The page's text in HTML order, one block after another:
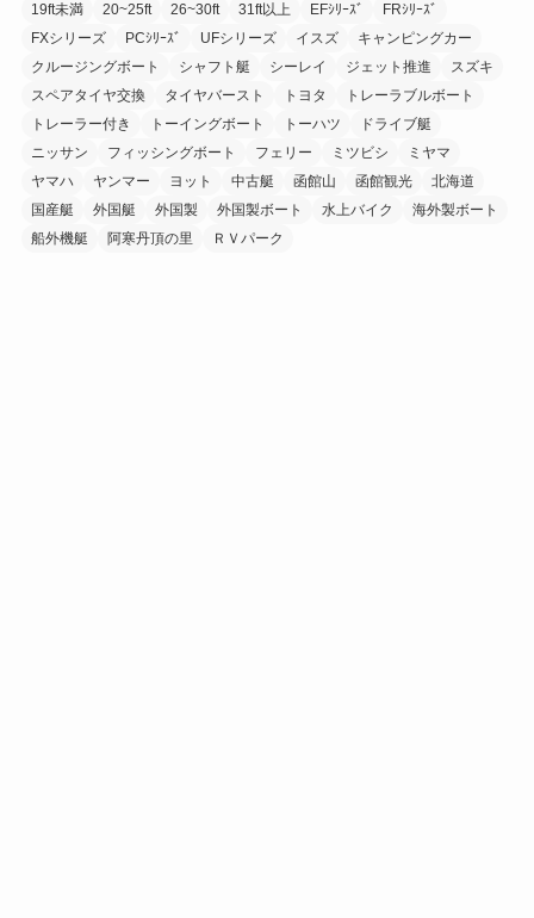
19ft未満 20~25ft 26~30ft 31ft以上 EFｼﾘｰｽﾞ
FRｼﾘｰｽﾞ
FXシリーズ
PCｼﾘｰｽﾞ UFシリーズ イスズ
キャンピングカー
クルージングボート
シャフト艇 シーレイ ジェット推進
スズキ
スペアタイヤ交換
タイヤバースト トヨタ
トレーラブルボート
トレーラー付き
トーイングボート トーハツ
ドライブ艇
ニッサン
フィッシングボート フェリー ミツビシ
ミヤマ
ヤマハ
ヤンマー ヨット 中古艇 函館山 函館観光
北海道
国産艇
外国艇 外国製 外国製ボート 水上バイク
海外製ボート
船外機艇
阿寒丹頂の里 ＲＶパーク